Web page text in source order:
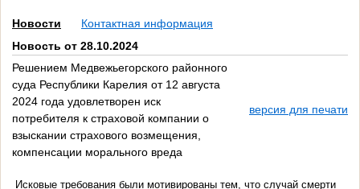
Новости
Контактная информация
Новость от 28.10.2024
Решением Медвежьегорского районного
суда Республики Карелия от 12 августа
2024 года удовлетворен иск
потребителя к страховой компании о
взыскании страхового возмещения,
компенсации морального вреда
версия для печати
Исковые требования были мотивированы тем, что случай смерти